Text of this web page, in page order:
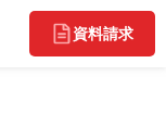
資料請求